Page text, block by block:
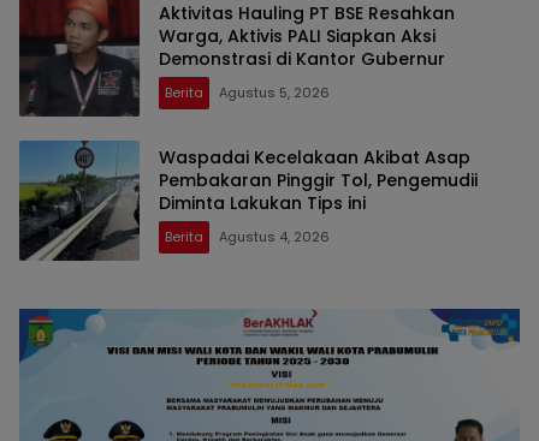
Aktivitas Hauling PT BSE Resahkan
Warga, Aktivis PALI Siapkan Aksi
Demonstrasi di Kantor Gubernur
Berita Agustus 5, 2026
Waspadai Kecelakaan Akibat Asap
Pembakaran Pinggir Tol, Pengemudii
Diminta Lakukan Tips ini
Berita Agustus 4, 2026